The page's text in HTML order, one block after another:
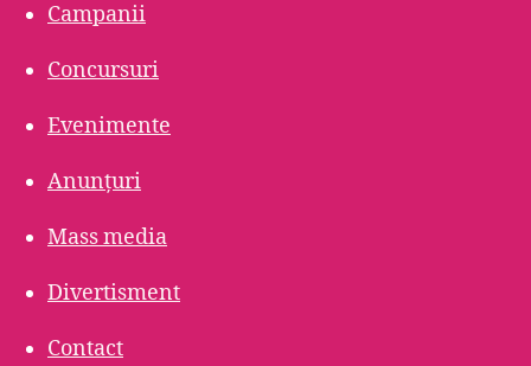
Campanii
Concursuri
Evenimente
Anunțuri
Mass media
Divertisment
Contact